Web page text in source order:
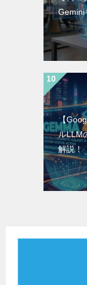
Gemini
【
ルLLM
解説！